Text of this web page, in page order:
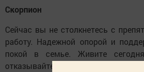
Скорпион
Сейчас вы не столкнетесь с
работу. Надежной опорой и
покой в семье. Живите
отказывайте себе в маленьких